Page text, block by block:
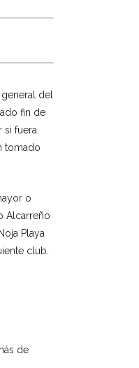
del
fin de
si fuera
tomado
o
Alcarreño
Playa
club.
de